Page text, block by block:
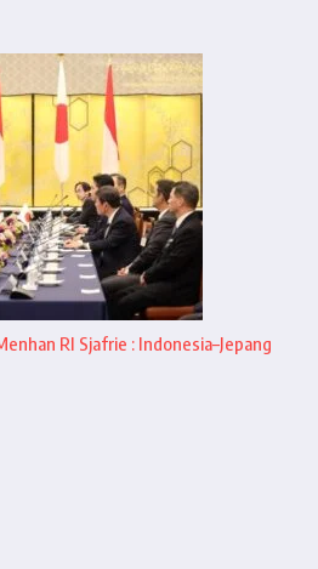
RI Sjafrie : Indonesia–Jepang